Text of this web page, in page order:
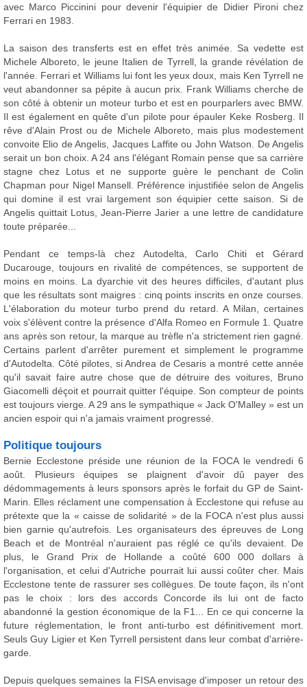
avec Marco Piccinini pour devenir l'équipier de Didier Pironi chez
Ferrari en 1983.
La saison des transferts est en effet très animée. Sa vedette est
Michele Alboreto, le jeune Italien de Tyrrell, la grande révélation de
l'année. Ferrari et Williams lui font les yeux doux, mais Ken Tyrrell ne
veut abandonner sa pépite à aucun prix. Frank Williams cherche de
son côté à obtenir un moteur turbo et est en pourparlers avec BMW.
Il est également en quête d'un pilote pour épauler Keke Rosberg. Il
rêve d'Alain Prost ou de Michele Alboreto, mais plus modestement
convoite Elio de Angelis, Jacques Laffite ou John Watson. De Angelis
serait un bon choix. A 24 ans l'élégant Romain pense que sa carrière
stagne chez Lotus et ne supporte guère le penchant de Colin
Chapman pour Nigel Mansell. Préférence injustifiée selon de Angelis
qui domine il est vrai largement son équipier cette saison. Si de
Angelis quittait Lotus, Jean-Pierre Jarier a une lettre de candidature
toute préparée...
Pendant ce temps-là chez Autodelta, Carlo Chiti et Gérard
Ducarouge, toujours en rivalité de compétences, se supportent de
moins en moins. La dyarchie vit des heures difficiles, d'autant plus
que les résultats sont maigres : cinq points inscrits en onze courses.
L'élaboration du moteur turbo prend du retard. A Milan, certaines
voix s'élèvent contre la présence d'Alfa Romeo en Formule 1. Quatre
ans après son retour, la marque au trèfle n'a strictement rien gagné.
Certains parlent d'arrêter purement et simplement le programme
d'Autodelta. Côté pilotes, si Andrea de Cesaris a montré cette année
qu'il savait faire autre chose que de détruire des voitures, Bruno
Giacomelli déçoit et pourrait quitter l'équipe. Son compteur de points
est toujours vierge. A 29 ans le sympathique « Jack O'Malley » est un
ancien espoir qui n'a jamais vraiment progressé.
Politique toujours
Bernie Ecclestone préside une réunion de la FOCA le vendredi 6
août. Plusieurs équipes se plaignent d'avoir dû payer des
dédommagements à leurs sponsors après le forfait du GP de Saint-
Marin. Elles réclament une compensation à Ecclestone qui refuse au
prétexte que la « caisse de solidarité » de la FOCA n'est plus aussi
bien garnie qu'autrefois. Les organisateurs des épreuves de Long
Beach et de Montréal n'auraient pas réglé ce qu'ils devaient. De
plus, le Grand Prix de Hollande a coûté 600 000 dollars à
l'organisation, et celui d'Autriche pourrait lui aussi coûter cher. Mais
Ecclestone tente de rassurer ses collègues. De toute façon, ils n'ont
pas le choix : lors des accords Concorde ils lui ont de facto
abandonné la gestion économique de la F1... En ce qui concerne la
future réglementation, le front anti-turbo est définitivement mort.
Seuls Guy Ligier et Ken Tyrrell persistent dans leur combat d'arrière-
garde.
Depuis quelques semaines la FISA envisage d'imposer un retour des